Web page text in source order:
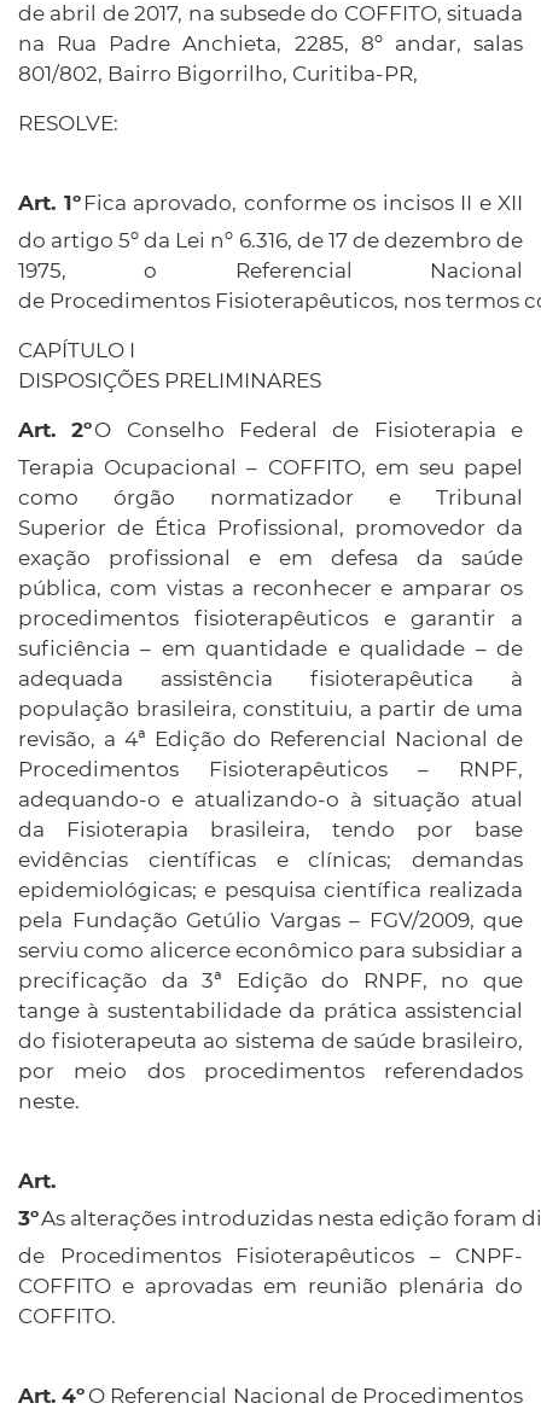
de abril de 2017, na subsede do COFFITO, situada
na Rua Padre Anchieta, 2285, 8º andar, salas
801/802, Bairro Bigorrilho, Curitiba-PR,
RESOLVE:
Fica aprovado, conforme os incisos II e XII
do artigo 5º da Lei nº 6.316, de 17 de dezembro de
1975, o Referencial Nacional
de Procedimentos Fisioterapêuticos, nos termos
CAPÍTULO I
DISPOSIÇÕES PRELIMINARES
O Conselho Federal de Fisioterapia e
Terapia Ocupacional – COFFITO, em seu papel
como órgão normatizador e Tribunal
Superior de Ética Profissional, promovedor da
exação profissional e em defesa da saúde
pública, com vistas a reconhecer e amparar os
procedimentos fisioterapêuticos e garantir a
suficiência – em quantidade e qualidade – de
adequada assistência fisioterapêutica à
população brasileira, constituiu, a partir de uma
revisão, a 4ª Edição do Referencial Nacional de
Procedimentos Fisioterapêuticos – RNPF,
adequando-o e atualizando-o à situação atual
da Fisioterapia brasileira, tendo por base
evidências científicas e clínicas; demandas
epidemiológicas; e pesquisa científica realizada
pela Fundação Getúlio Vargas – FGV/2009, que
serviu como alicerce econômico para subsidiar a
precificação da 3ª Edição do RNPF, no que
tange à sustentabilidade da prática assistencial
do fisioterapeuta ao sistema de saúde brasileiro,
por meio dos procedimentos referendados
neste.
As alterações introduzidas nesta edição foram
de Procedimentos Fisioterapêuticos – CNPF-
COFFITO e aprovadas em reunião plenária do
COFFITO.
O Referencial Nacional de Procedimentos